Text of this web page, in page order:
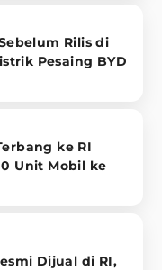
Rilis di
Pesaing BYD
ke RI
Unit Mobil ke
Dijual di RI,